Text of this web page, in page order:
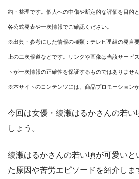
約・整理です。個人への中傷や断定的な評価を目的
各公式発表や一次情報でご確認ください。
※出典・参考にした情報の種類：テレビ番組の発言
上の二次報道などです。リンクや画像は当該サービ
トが一次情報の正確性を保証するものではありません
※本サイトのコンテンツには、商品プロモーション
今回は女優・綾瀬はるかさんの若い
しょう。
綾瀬はるかさんの若い頃が可愛いと
た原因や苦労エピソードを紹介しま